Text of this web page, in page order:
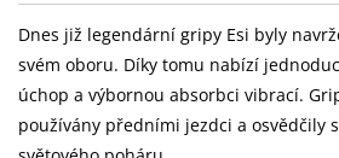
Dnes již legendární gripy Esi byly
svém oboru. Díky tomu nabízí
úchop a výbornou absorbci vibrací.
používány předními jezdci a osvědčily